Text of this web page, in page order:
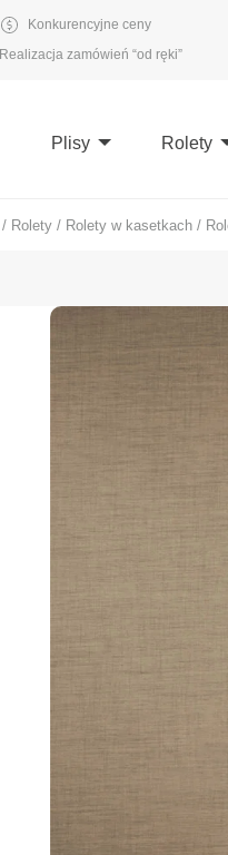
Konkurencyjne ceny
Realizacja zamówień “od ręki”
Plisy Rolety
/ Rolety / Rolety w kasetkach /